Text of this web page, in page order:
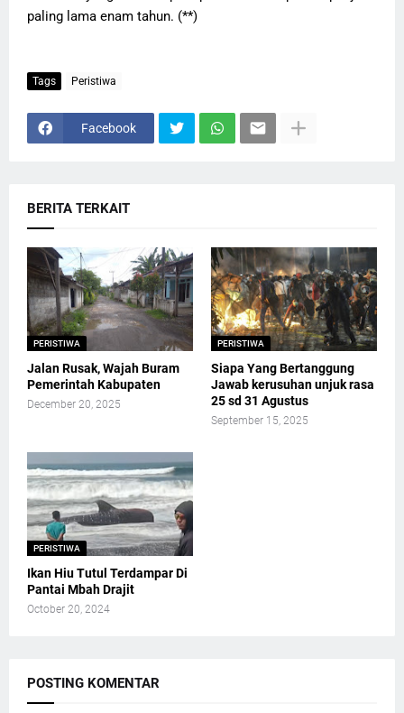
paling lama enam tahun. (**)
Tags Peristiwa
Facebook
BERITA TERKAIT
PERISTIWA
Jalan Rusak, Wajah Buram
Pemerintah Kabupaten
December 20, 2025
PERISTIWA
Siapa Yang Bertanggung
Jawab kerusuhan unjuk rasa
25 sd 31 Agustus
September 15, 2025
PERISTIWA
Ikan Hiu Tutul Terdampar Di
Pantai Mbah Drajit
October 20, 2024
POSTING KOMENTAR